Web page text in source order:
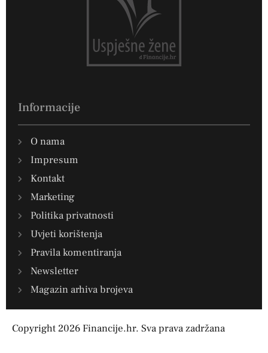
Informacije
O nama
Impresum
Kontakt
Marketing
Politika privatnosti
Uvjeti korištenja
Pravila komentiranja
Newsletter
Magazin arhiva brojeva
Copyright 2026 Financije.hr. Sva prava zadržana